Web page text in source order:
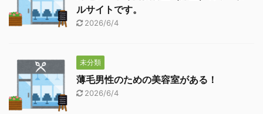
ルサイトです。
2026/6/4
未分類
薄毛男性のための美容室がある！
2026/6/4